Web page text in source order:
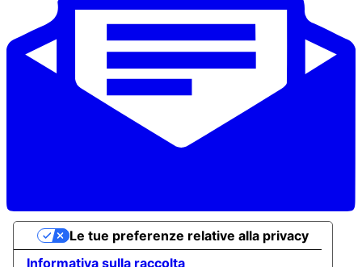
Informativa sulla raccolta
Le tue preferenze relative alla privacy